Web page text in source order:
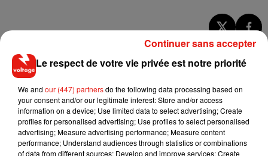
6 août 2026
Il y a 10 ans, DJ Snake changeait de
dimension avec son premier...
Le respect de votre vie privée est notre priorité
We and our (447) partnersdo the following data processing based on
your consent and/or our legitimate interest: Store and/or access
information on a device; Use limited data to select advertising; Create
profiles for personalised advertising; Use profiles to select personalised
advertising; Measure advertising performance; Measure content
performance; Understand audiences through statistics or combinations
of data from different sources; Develop and improve services; Create
Continuer sans accepter